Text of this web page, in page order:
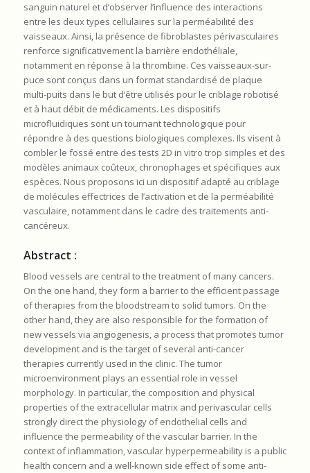
sanguin naturel et d’observer l’influence des interactions
entre les deux types cellulaires sur la perméabilité des
vaisseaux. Ainsi, la présence de fibroblastes périvasculaires
renforce significativement la barrière endothéliale,
notamment en réponse à la thrombine. Ces vaisseaux-sur-
puce sont conçus dans un format standardisé de plaque
multi-puits dans le but d’être utilisés pour le criblage robotisé
et à haut débit de médicaments. Les dispositifs
microfluidiques sont un tournant technologique pour
répondre à des questions biologiques complexes. Ils visent à
combler le fossé entre des tests 2D in vitro trop simples et des
modèles animaux coûteux, chronophages et spécifiques aux
espèces. Nous proposons ici un dispositif adapté au criblage
de molécules effectrices de l’activation et de la perméabilité
vasculaire, notamment dans le cadre des traitements anti-
cancéreux.
Abstract :
Blood vessels are central to the treatment of many cancers.
On the one hand, they form a barrier to the efficient passage
of therapies from the bloodstream to solid tumors. On the
other hand, they are also responsible for the formation of
new vessels via angiogenesis, a process that promotes tumor
development and is the target of several anti-cancer
therapies currently used in the clinic. The tumor
microenvironment plays an essential role in vessel
morphology. In particular, the composition and physical
properties of the extracellular matrix and perivascular cells
strongly direct the physiology of endothelial cells and
influence the permeability of the vascular barrier. In the
context of inflammation, vascular hyperpermeability is a public
health concern and a well-known side effect of some anti-